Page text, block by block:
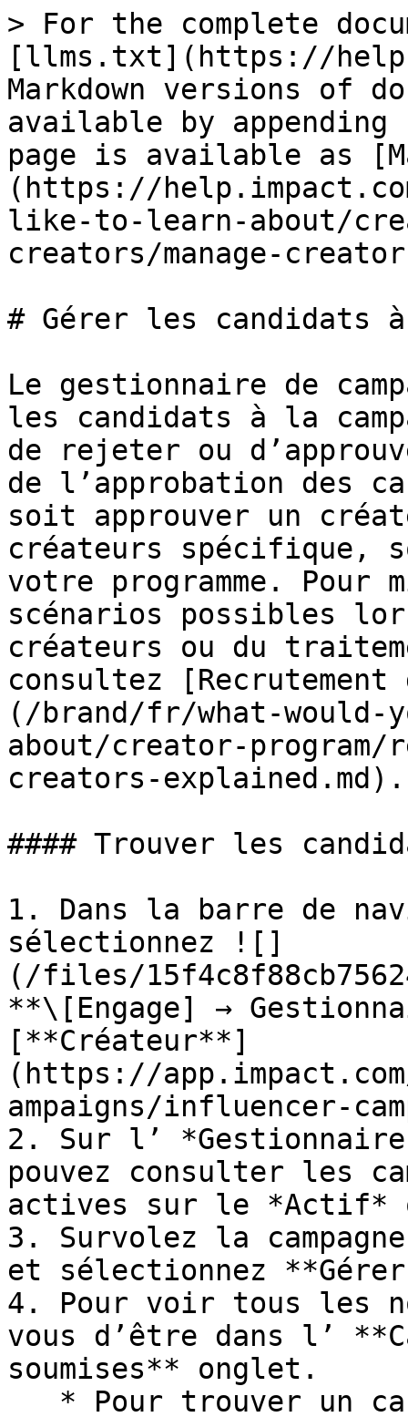
> For the complete
[llms.txt](https://
Markdown versions of
available by
page is available as
(https://
like-to-learn-about/
creators/manage-
# Gérer les candidats à
Le gestionnaire de
les candidats à la
de rejeter ou
de l’approbation des
soit approuver un
créateurs spécifique,
votre programme. Pour
scénarios possibles
créateurs ou du
consultez
(/brand/fr/what-
about/creator-
creators-explained.md).
#### Trouver les
1. Dans la barre de
sélectionnez ![]
(/files/
**\[Engage] →
[**Créateur**]
(https://
ampaigns/influencer-
2. Sur l’ *Gestionnaire
pouvez consulter les
actives sur le *Actif*
3. Survolez la
et sélectionnez
4. Pour voir tous les
vous d’être dans l’
soumises** onglet.